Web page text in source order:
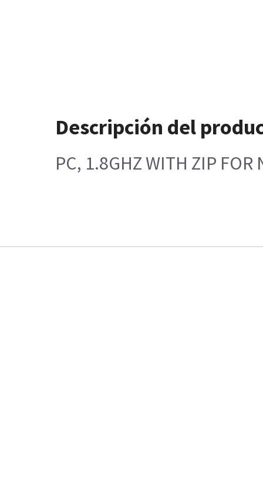
Descripción del
PC, 1.8GHZ WITH ZIP FOR